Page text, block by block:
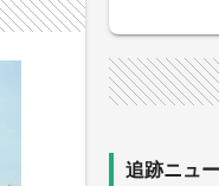
追跡ニュ